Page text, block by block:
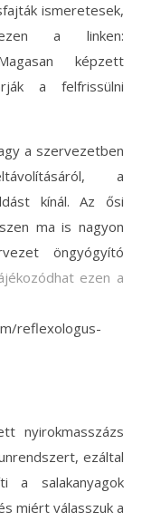
ismeretesek,
a linken:
képzett
a felfrissülni
a szervezetben
a
kínál. Az ősi
ma is nagyon
öngyógyító
ezen a
reflexologus-
nyirokmasszázs
ezáltal
a salakanyagok
miért válasszuk a